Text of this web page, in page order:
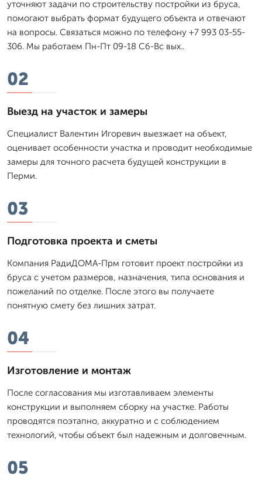
уточняют задачи по строительству постройки из бруса,
помогают выбрать формат будущего объекта и отвечают
на вопросы. Связаться можно по телефону +7 993 03-55-
306. Мы работаем Пн-Пт 09-18 Сб-Вс вых..
02
Выезд на участок и замеры
Специалист Валентин Игоревич выезжает на объект,
оценивает особенности участка и проводит необходимые
замеры для точного расчета будущей конструкции в
Перми.
03
Подготовка проекта и сметы
Компания РадиДОМА-Прм готовит проект постройки из
бруса с учетом размеров, назначения, типа основания и
пожеланий по отделке. После этого вы получаете
понятную смету без лишних затрат.
04
Изготовление и монтаж
После согласования мы изготавливаем элементы
конструкции и выполняем сборку на участке. Работы
проводятся поэтапно, аккуратно и с соблюдением
технологий, чтобы объект был надежным и долговечным.
05